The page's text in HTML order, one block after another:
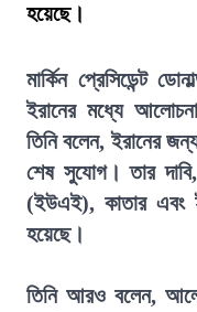
হয়েছে।
মার্কিন প্রেসিডেন্ট
ইরানের মধ্যে
তিনি বলেন, ইরানের
শেষ সুযোগ। তার
(ইউএই), কাতার এবং
হয়েছে।
তিনি আরও বলেন,